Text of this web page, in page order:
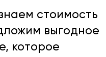
стоимость
выгодное
которое